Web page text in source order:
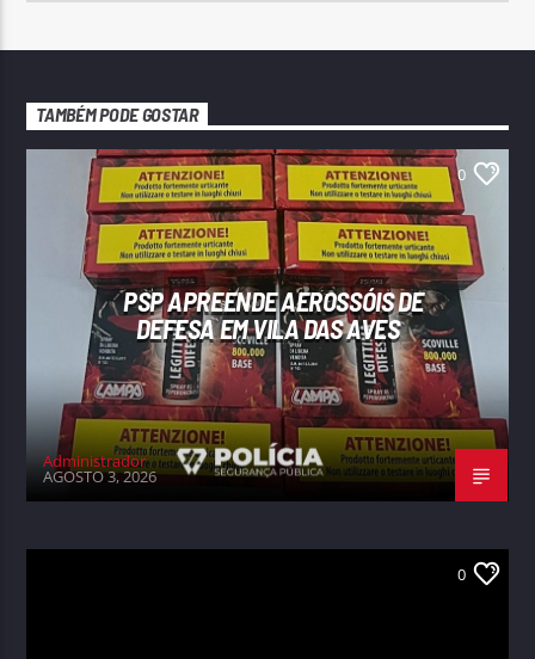
TAMBÉM PODE GOSTAR
0
PSP APREENDE AEROSSÓIS DE
DEFESA EM VILA DAS AVES
Administrador
AGOSTO 3, 2026
0